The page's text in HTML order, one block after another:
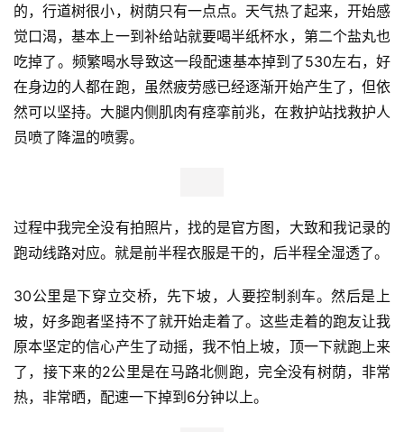
的，行道树很小，树荫只有一点点。天气热了起来，开始感
觉口渴，基本上一到补给站就要喝半纸杯水，第二个盐丸也
吃掉了。频繁喝水导致这一段配速基本掉到了530左右，好
在身边的人都在跑，虽然疲劳感已经逐渐开始产生了，但依
然可以坚持。大腿内侧肌肉有痉挛前兆，在救护站找救护人
员喷了降温的喷雾。
过程中我完全没有拍照片，找的是官方图，大致和我记录的
跑动线路对应。就是前半程衣服是干的，后半程全湿透了。
30公里是下穿立交桥，先下坡，人要控制刹车。然后是上
坡，好多跑者坚持不了就开始走着了。这些走着的跑友让我
原本坚定的信心产生了动摇，我不怕上坡，顶一下就跑上来
了，接下来的2公里是在马路北侧跑，完全没有树荫，非常
热，非常晒，配速一下掉到6分钟以上。